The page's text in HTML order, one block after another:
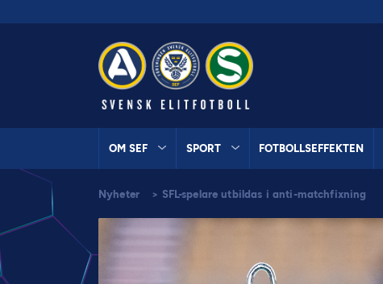
OM SEF SPORT FOTBOLLSEFFEKTEN
Nyheter > SFL-spelare utbildas i anti-matchfixning